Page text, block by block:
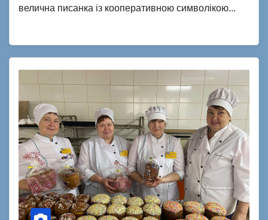
велична писанка із кооперативною символікою...